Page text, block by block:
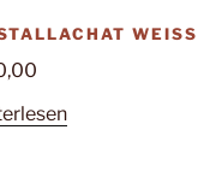
WEISS